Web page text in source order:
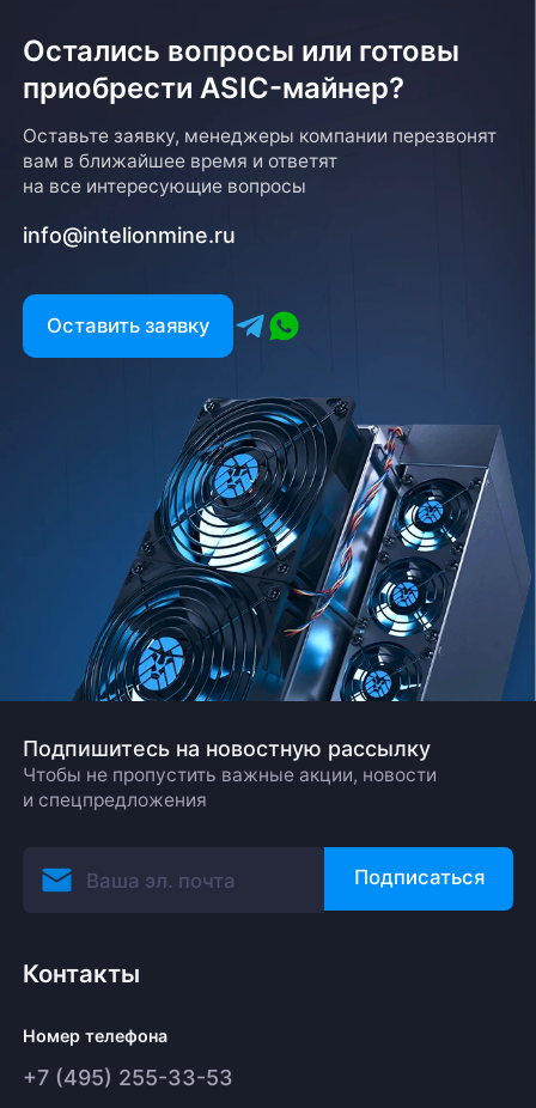
Остались вопросы или готовы
приобрести ASIC-майнер?
Оставьте заявку, менеджеры компании перезвонят
вам в ближайшее время и ответят
на все интересующие вопросы
info@intelionmine.ru
Оставить заявку
Подпишитесь на новостную рассылку
Чтобы не пропустить важные акции, новости
и спецпредложения
Подписаться
Контакты
Номер телефона
+7 (495) 255-33-53